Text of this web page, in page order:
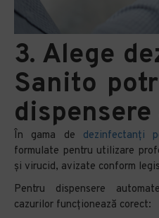
3. Alege
Sanito
În gama de dezinfectanți
formulate pentru utilizare
și virucid, avizate conform
Pentru dispensere
cazurilor funcționează corect: